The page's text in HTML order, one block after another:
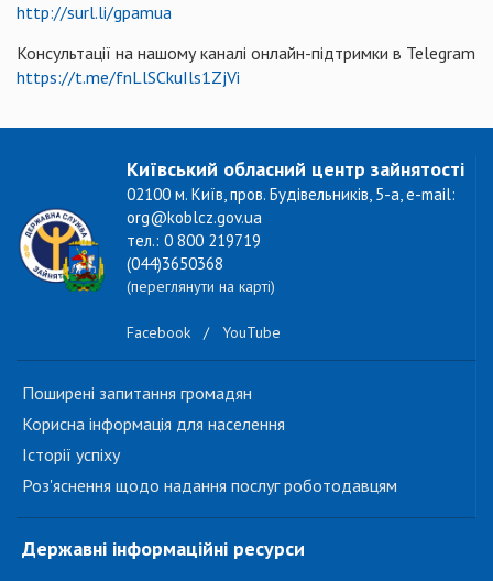
http://surl.li/gpamua
Консультації на нашому каналі онлайн-підтримки в Telegram
https://t.me/fnLlSCkuIls1ZjVi
Київський обласний центр зайнятості
02100 м. Київ, пров. Будівельників, 5-а, e-mail:
org@koblcz.gov.ua
тел.: 0 800 219719
(044)3650368
(переглянути на карті)
Facebook / YouTube
Поширені запитання громадян
Корисна інформація для населення
Історії успіху
Роз'яснення щодо надання послуг роботодавцям
Державні інформаційні ресурси